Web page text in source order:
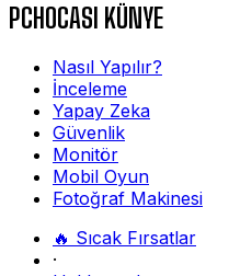
PCHOCASI KÜNYE
Nasıl Yapılır?
İnceleme
Yapay Zeka
Güvenlik
Monitör
Mobil Oyun
Fotoğraf Makinesi
🔥 Sıcak Fırsatlar
·